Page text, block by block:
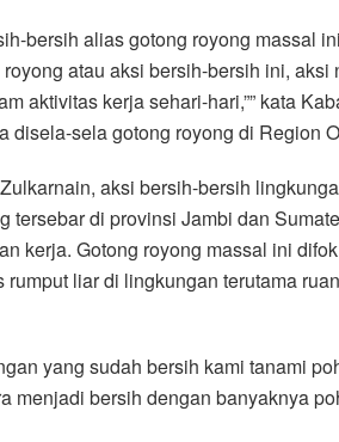
bersih alias gotong royong massal
royong atau aksi bersih-bersih ini,
aktivitas kerja sehari-hari,”” kata
disela-sela gotong royong di Region
aksi bersih-bersih
tersebar di provinsi Jambi dan
kerja. Gotong royong massal ini
rumput liar di lingkungan terutama
yang sudah bersih kami tanami
menjadi bersih dengan banyaknya